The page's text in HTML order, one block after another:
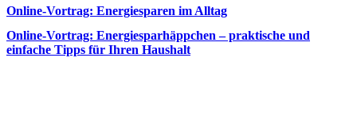
Online-Vortrag: Energiesparen im Alltag
Online-Vortrag: Energiesparhäppchen – praktische und
einfache Tipps für Ihren Haushalt